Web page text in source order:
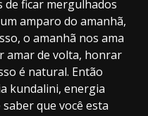
de ficar mergulhados
amparo do amanhã,
o amanhã nos ama
amar de volta, honrar
é natural. Então
kundalini, energia
que você esta